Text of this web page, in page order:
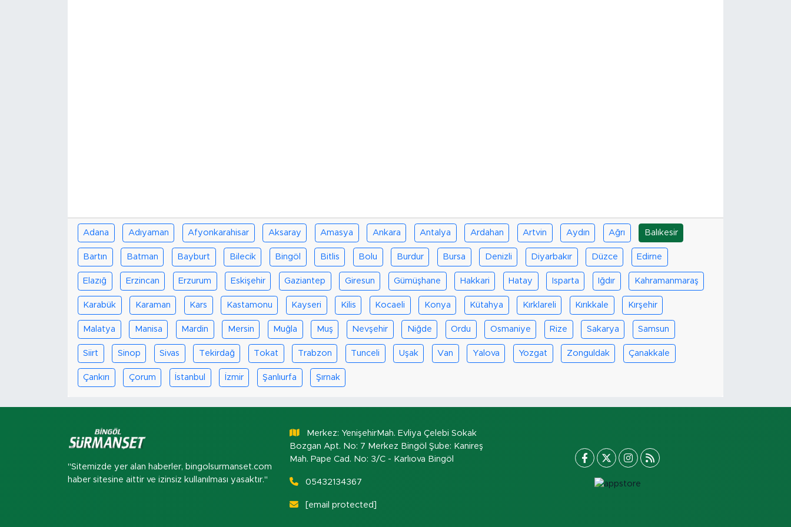
Adana Adıyaman Afyonkarahisar Aksaray Amasya Ankara Antalya Ardahan Artvin Aydın Ağrı Balıkesir
Bartın Batman Bayburt Bilecik Bingöl Bitlis Bolu Burdur Bursa Denizli Diyarbakır Düzce Edirne
Elazığ Erzincan Erzurum Eskişehir Gaziantep Giresun Gümüşhane Hakkari Hatay Isparta Iğdır Kahramanmaraş
Karabük Karaman Kars Kastamonu Kayseri Kilis Kocaeli Konya Kütahya Kırklareli Kırıkkale Kırşehir
Malatya Manisa Mardin Mersin Muğla Muş Nevşehir Niğde Ordu Osmaniye Rize Sakarya Samsun
Siirt Sinop Sivas Tekirdağ Tokat Trabzon Tunceli Uşak Van Yalova Yozgat Zonguldak Çanakkale
Çankırı Çorum İstanbul İzmir Şanlıurfa Şırnak
"Sitemizde yer alan haberler, bingolsurmanset.com
haber sitesine aittir ve izinsiz kullanılması yasaktır."
Merkez: YenişehirMah. Evliya Çelebi Sokak
Bozgan Apt. No: 7 Merkez Bingöl Şube: Kanireş
Mah. Pape Cad. No: 3/C - Karlıova Bingöl
05432134367
[email protected]
Bingöl Kaza Haberleri